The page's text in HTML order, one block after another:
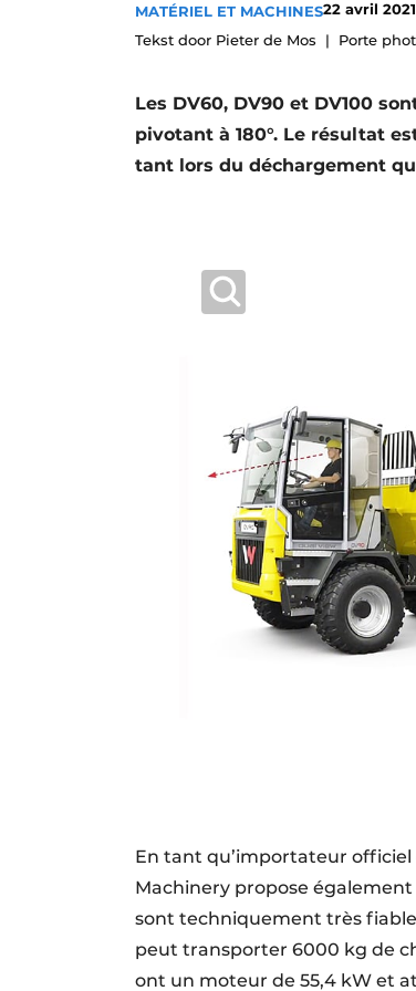
Termes et conditions
MATÉRIEL ET MACHINES22 avril 2021
Tekst door Pieter de Mos
Porte
Les DV60, DV90 et DV100
pivotant à 180°. Le résultat
tant lors du déchargement
En tant qu’importateur officiel
Machinery propose
sont techniquement très
peut transporter 6000 kg de
ont un moteur de 55,4 kW et